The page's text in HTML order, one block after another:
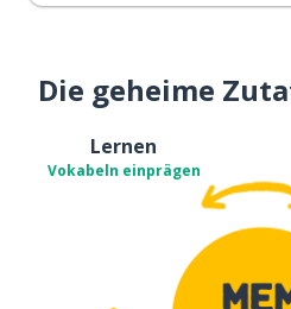
Die geheime
Lernen
Vokabeln einprägen